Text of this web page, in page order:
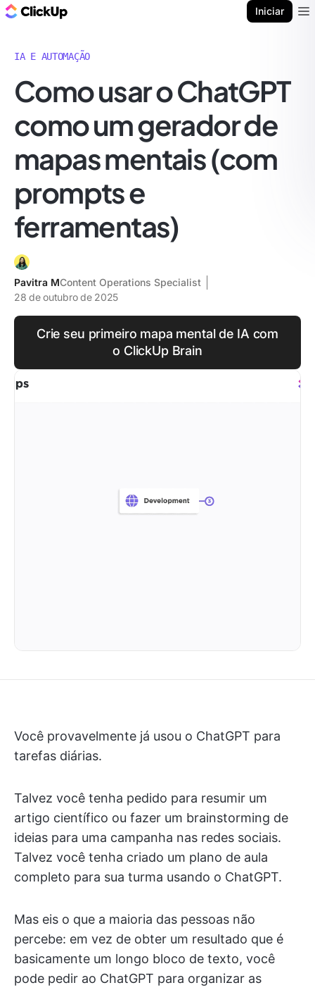
Iniciar
IA E AUTOMAÇÃO
Como usar o ChatGPT
como um gerador de
mapas mentais (com
prompts e
ferramentas)
Pavitra MContent Operations Specialist
28 de outubro de 2025
Crie seu primeiro mapa mental de IA com
o ClickUp Brain
Você provavelmente já usou o ChatGPT para
tarefas diárias.
Talvez você tenha pedido para resumir um
artigo científico ou fazer um brainstorming de
ideias para uma campanha nas redes sociais.
Talvez você tenha criado um plano de aula
completo para sua turma usando o ChatGPT.
Mas eis o que a maioria das pessoas não
percebe: em vez de obter um resultado que é
basicamente um longo bloco de texto, você
pode pedir ao ChatGPT para organizar as